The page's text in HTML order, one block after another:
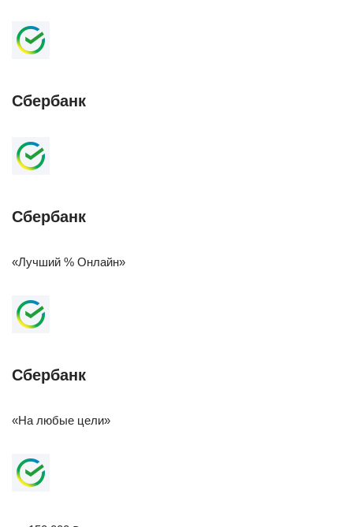
Сбербанк
Сбербанк
«Лучший % Онлайн»
Сбербанк
«На любые цели»